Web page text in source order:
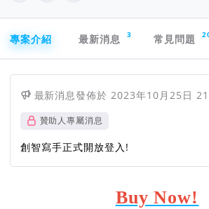
專案介紹
最新消息 3 常見問題
最新消息發佈於 2023年10月25日
贊助人專屬消息
創智寫手正式開放登入!
Buy Now!